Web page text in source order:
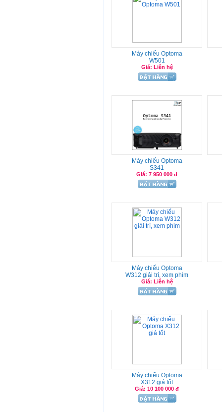
Máy chiếu Optoma
W501
Giá: Liên hệ
Máy chiếu Optoma
S341
Giá: 7 950 000 đ
Máy chiếu Optoma
W312 giải trí, xem phim
Giá: Liên hệ
Máy chiếu Optoma
X312 giá tốt
Giá: 10 100 000 đ